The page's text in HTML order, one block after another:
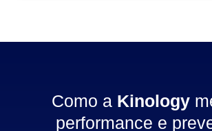
Como a Kinology
performance e